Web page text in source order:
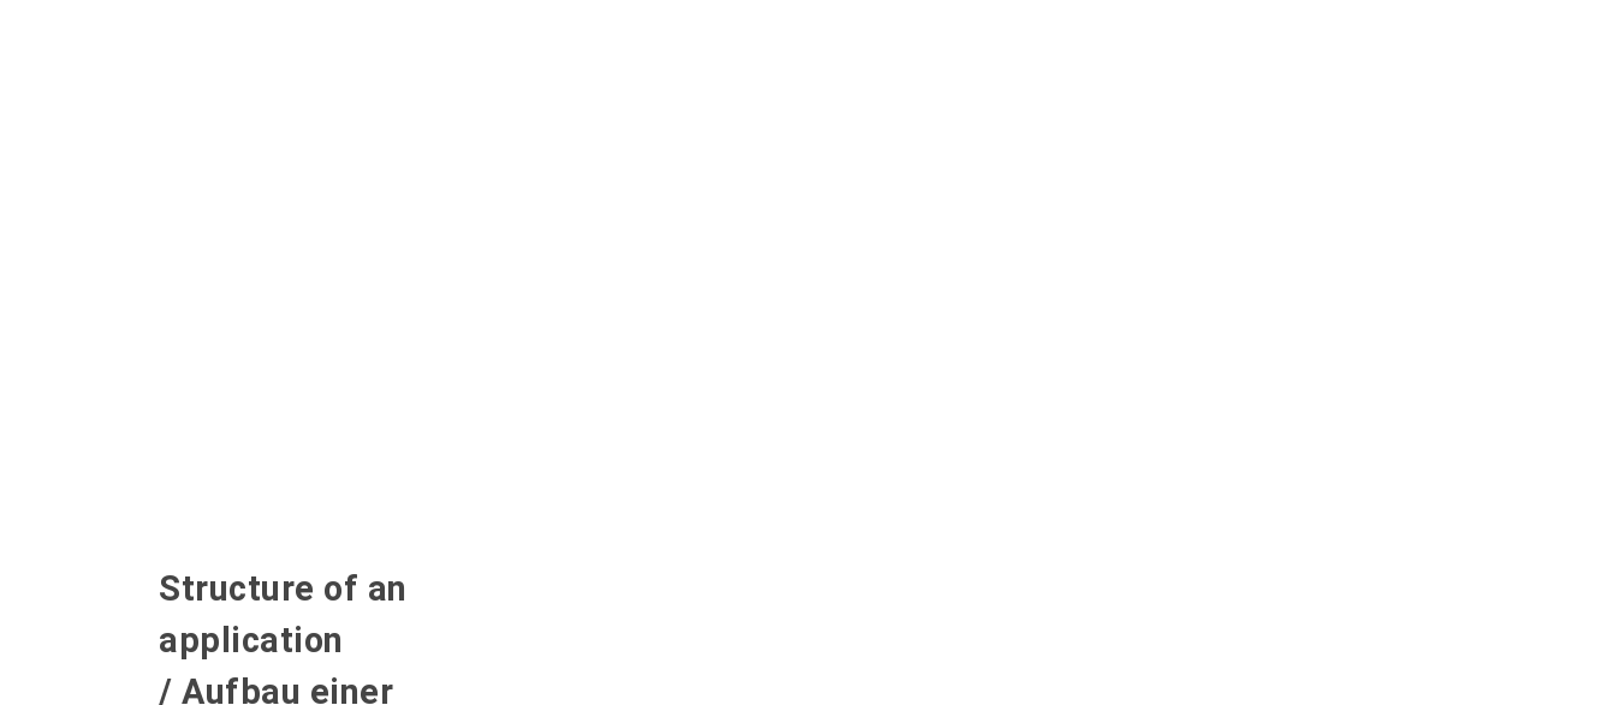
Structure of an
application
/ Aufbau einer